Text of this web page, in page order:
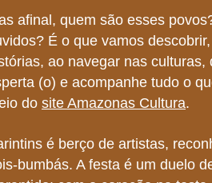
afinal, quem são esses
É o que vamos
ao navegar nas
(o) e acompanhe tudo o
do site Amazonas Cultura.
é berço de artistas,
bumbás. A festa é um duelo